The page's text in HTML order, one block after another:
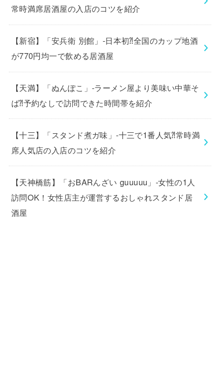
常時満席居酒屋の入店のコツを紹介
【新宿】「安兵衛 別館」-日本初⁈全国のカップ地酒
が770円均一で飲める居酒屋
【天満】「ぬんぽこ」-ラーメン屋より美味い中華そ
ば⁈予約なしで訪問できた時間帯を紹介
【十三】「スタンド煮ガ味」-十三で1番人気⁈常時満
席人気店の入店のコツを紹介
【天神橋筋】「おBARんざい guuuuu」-女性の1人
訪問OK！女性店主が運営するおしゃれスタンド居
酒屋